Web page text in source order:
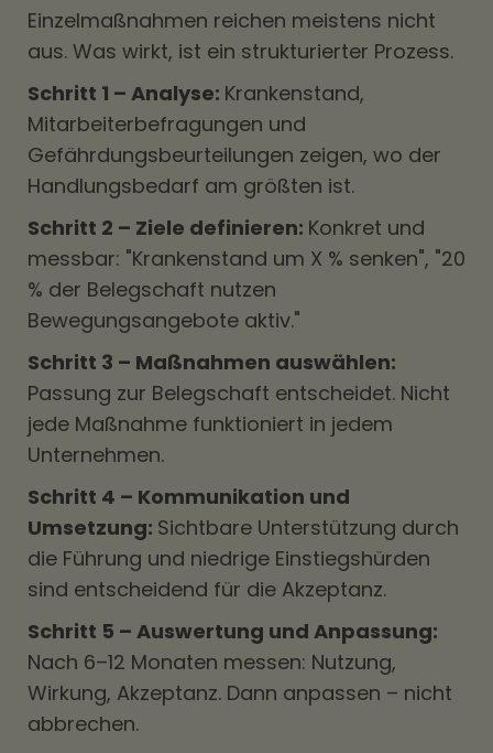
Einzelmaßnahmen reichen meistens nicht
aus. Was wirkt, ist ein strukturierter Prozess.
Schritt 1 – Analyse: Krankenstand,
Mitarbeiterbefragungen und
Gefährdungsbeurteilungen zeigen, wo der
Handlungsbedarf am größten ist.
Schritt 2 – Ziele definieren: Konkret und
messbar: "Krankenstand um X % senken", "20
% der Belegschaft nutzen
Bewegungsangebote aktiv."
Schritt 3 – Maßnahmen auswählen:
Passung zur Belegschaft entscheidet. Nicht
jede Maßnahme funktioniert in jedem
Unternehmen.
Schritt 4 – Kommunikation und
Umsetzung: Sichtbare Unterstützung durch
die Führung und niedrige Einstiegshürden
sind entscheidend für die Akzeptanz.
Schritt 5 – Auswertung und Anpassung:
Nach 6–12 Monaten messen: Nutzung,
Wirkung, Akzeptanz. Dann anpassen – nicht
abbrechen.